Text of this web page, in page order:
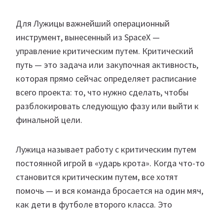
Для Лужицы важнейший операционный
инструмент, вынесенный из SpaceX —
управление критическим путем. Критический
путь — это задача или закупочная активность,
которая прямо сейчас определяет расписание
всего проекта: то, что нужно сделать, чтобы
разблокировать следующую фазу или выйти к
финальной цели.
Лужица называет работу с критическим путем
постоянной игрой в «ударь крота». Когда что-то
становится критическим путем, все хотят
помочь — и вся команда бросается на один мяч,
как дети в футболе второго класса. Это